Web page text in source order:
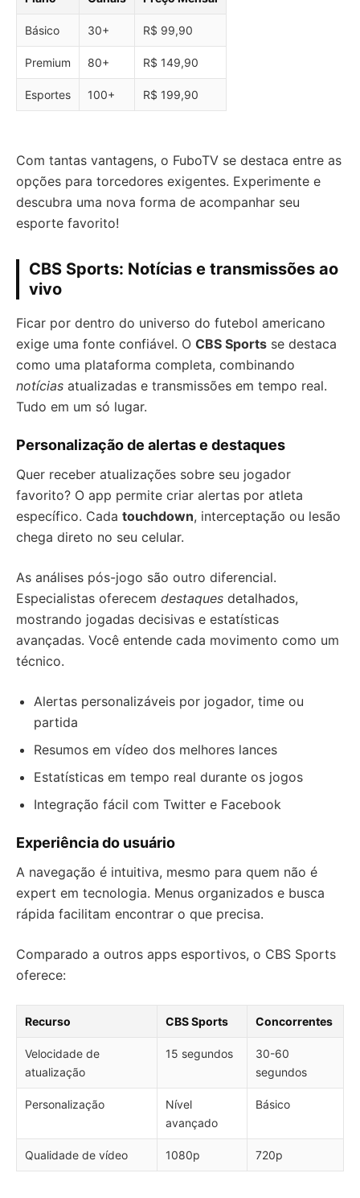
Básico 30+ R$ 99,90
Premium 80+ R$ 149,90
Esportes 100+ R$ 199,90
Com tantas vantagens, o FuboTV se destaca entre as
opções para torcedores exigentes. Experimente e
descubra uma nova forma de acompanhar seu
esporte favorito!
CBS Sports: Notícias e transmissões ao
vivo
Ficar por dentro do universo do futebol americano
exige uma fonte confiável. O CBS Sports se destaca
como uma plataforma completa, combinando
notícias atualizadas e transmissões em tempo real.
Tudo em um só lugar.
Personalização de alertas e destaques
Quer receber atualizações sobre seu jogador
favorito? O app permite criar alertas por atleta
específico. Cada touchdown, interceptação ou lesão
chega direto no seu celular.
As análises pós-jogo são outro diferencial.
Especialistas oferecem destaques detalhados,
mostrando jogadas decisivas e estatísticas
avançadas. Você entende cada movimento como um
técnico.
Alertas personalizáveis por jogador, time ou
partida
Resumos em vídeo dos melhores lances
Estatísticas em tempo real durante os jogos
Integração fácil com Twitter e Facebook
Experiência do usuário
A navegação é intuitiva, mesmo para quem não é
expert em tecnologia. Menus organizados e busca
rápida facilitam encontrar o que precisa.
Comparado a outros apps esportivos, o CBS Sports
oferece:
Recurso CBS Sports Concorrentes
Velocidade de
atualização
15 segundos
30-60
segundos
Personalização
Nível
avançado
Básico
Qualidade de vídeo 1080p 720p